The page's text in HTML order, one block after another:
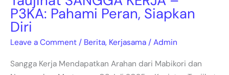
P3KA: Pahami Peran, Siapkan
Diri
Leave a Comment / Berita, Kerjasama / Admin
Sangga Kerja Mendapatkan Arahan dari Mabikori dan